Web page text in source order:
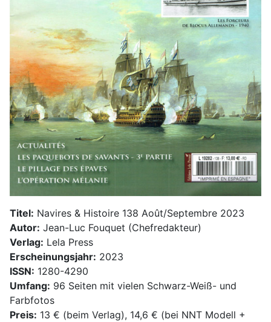
Titel: Navires & Histoire 138 Août/Septembre 2023
Autor: Jean-Luc Fouquet (Chefredakteur)
Verlag: Lela Press
Erscheinungsjahr: 2023
ISSN: 1280-4290
Umfang: 96 Seiten mit vielen Schwarz-Weiß- und
Farbfotos
Preis: 13 € (beim Verlag), 14,6 € (bei NNT Modell +